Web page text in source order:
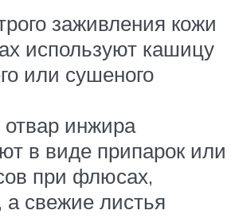
заживления кожи
используют кашицу
или сушеного
инжира
в виде припарок или
при флюсах,
а свежие листья